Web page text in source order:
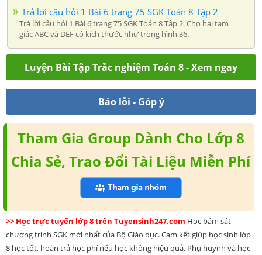
Trả lời câu hỏi 1 Bài 6 trang 75 SGK Toán 8 Tập 2
Trả lời câu hỏi 1 Bài 6 trang 75 SGK Toán 8 Tập 2. Cho hai tam
giác ABC và DEF có kích thước như trong hình 36.
Luyện Bài Tập Trắc nghiệm Toán 8 - Xem ngay
Báo lỗi - Góp ý
Tham Gia Group Dành Cho Lớp 8
Chia Sẻ, Trao Đổi Tài Liệu Miễn Phí
>> Học trực tuyến lớp 8 trên Tuyensinh247.com Học bám sát
chương trình SGK mới nhất của Bộ Giáo dục. Cam kết giúp học sinh lớp
8 học tốt, hoàn trả học phí nếu học không hiệu quả. Phụ huynh và học